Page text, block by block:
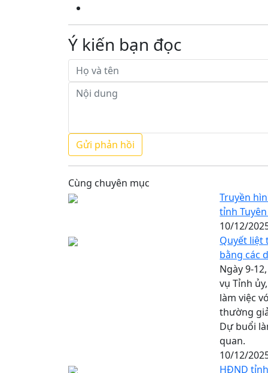
Ý kiến bạn đọc
Cùng chuyên mục
Truyền
tỉnh
10/12/
Quyết liệt
bằng các
Ngày 9-
vụ Tỉnh
làm việc
thường
Dự buổi
quan.
10/12/
HĐND